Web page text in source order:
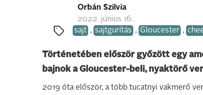
Orbán Szilvia
2022. június 16.
sajt , sajtgurítás , Gloucester ,
Történetében először győzött egy
bajnok a Gloucester-beli, nyaktörő
2019 óta először, a több tucatnyi vakmerő